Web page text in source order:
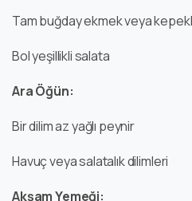
Tam buğday ekmek veya
Bol yeşillikli salata
Ara Öğün:
Bir dilim az yağlı peynir
Havuç veya salatalık dilimleri
Akşam Yemeği: